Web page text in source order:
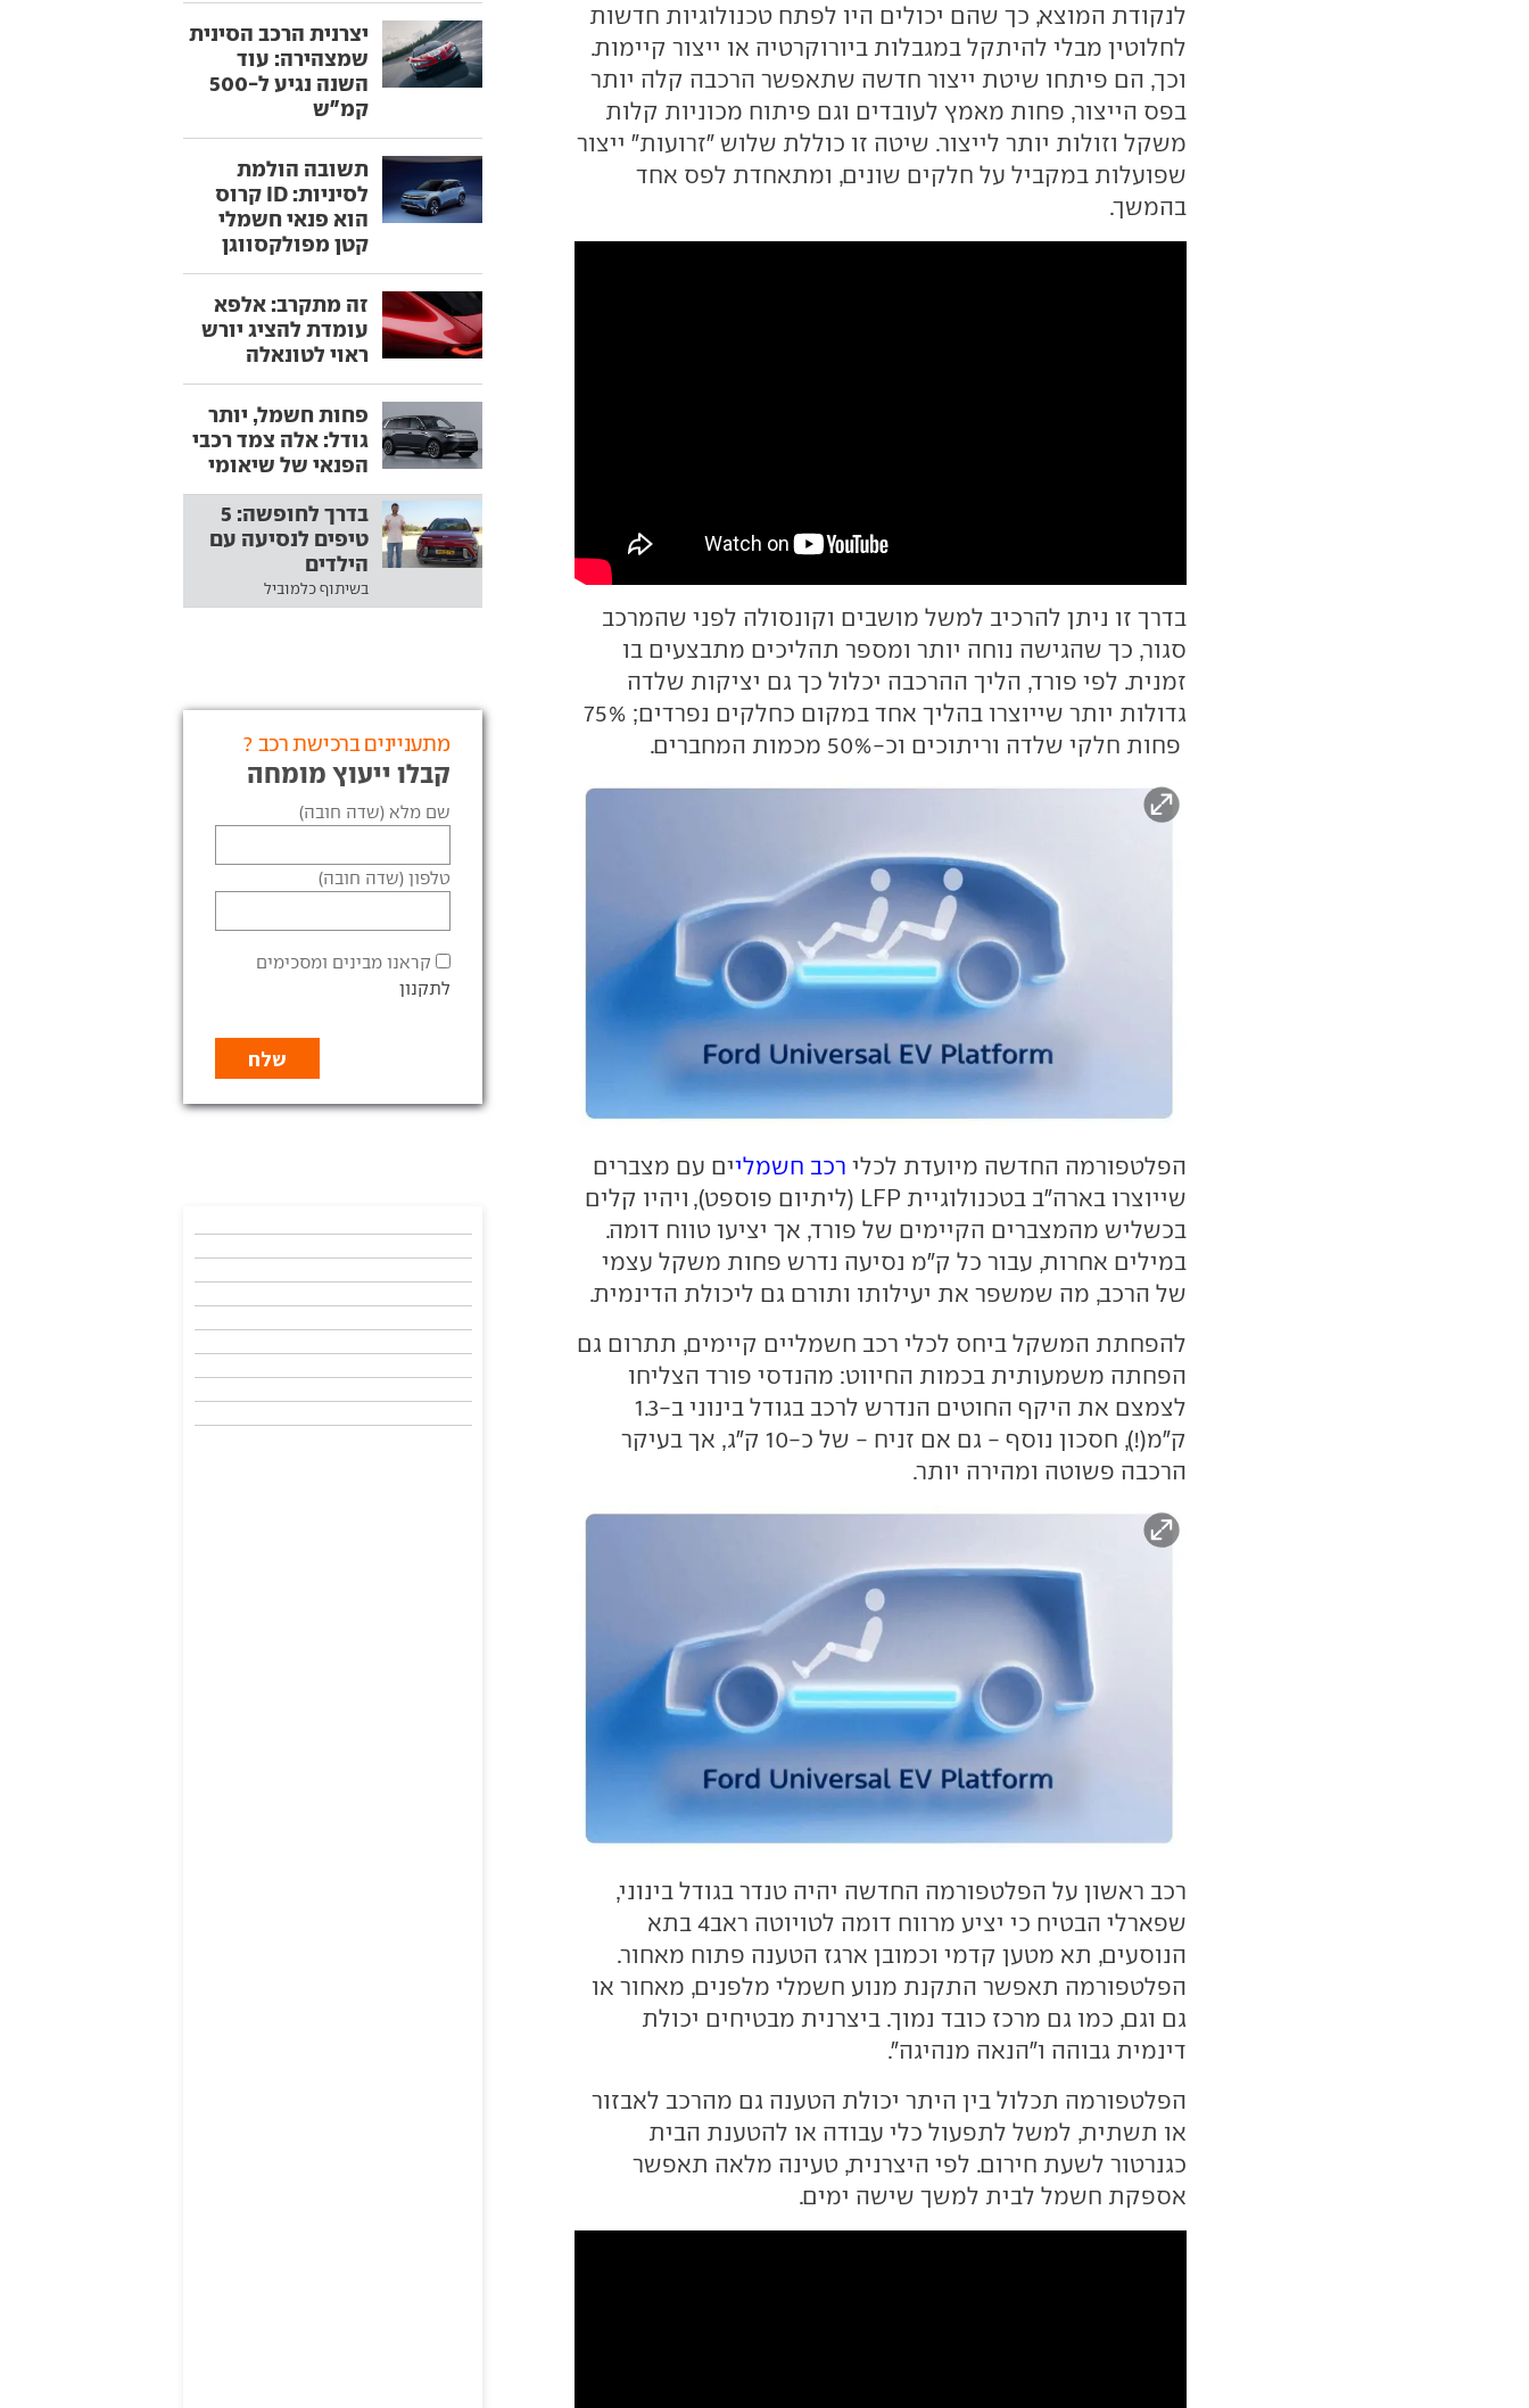
לנקודת המוצא, כך שהם יכולים היו לפתח טכנולוגיות חדשות
לחלוטין מבלי להיתקל במגבלות ביורוקרטיה או ייצור קיימות.
וכך, הם פיתחו שיטת ייצור חדשה שתאפשר הרכבה קלה יותר
בפס הייצור, פחות מאמץ לעובדים וגם פיתוח מכוניות קלות
משקל וזולות יותר לייצור. שיטה זו כוללת שלוש "זרועות" ייצור
שפועלות במקביל על חלקים שונים, ומתאחדת לפס אחד
בהמשך.
בדרך זו ניתן להרכיב למשל מושבים וקונסולה לפני שהמרכב
סגור, כך שהגישה נוחה יותר ומספר תהליכים מתבצעים בו
זמנית. לפי פורד, הליך ההרכבה יכלול כך גם יציקות שלדה
גדולות יותר שייוצרו בהליך אחד במקום כחלקים נפרדים; 75%
פחות חלקי שלדה וריתוכים וכ-50% מכמות המחברים.
הפלטפורמה החדשה מיועדת לכלי רכב חשמליים עם מצברים
שייוצרו בארה"ב בטכנולוגיית LFP (ליתיום פוספט), ויהיו קלים
בכשליש מהמצברים הקיימים של פורד, אך יציעו טווח דומה.
במילים אחרות, עבור כל ק"מ נסיעה נדרש פחות משקל עצמי
של הרכב, מה שמשפר את יעילותו ותורם גם ליכולת הדינמית.
להפחתת המשקל ביחס לכלי רכב חשמליים קיימים, תתרום גם
הפחתה משמעותית בכמות החיווט: מהנדסי פורד הצליחו
לצמצם את היקף החוטים הנדרש לרכב בגודל בינוני ב-1.3
ק"מ(!), חסכון נוסף - גם אם זניח - של כ-10 ק"ג, אך בעיקר
הרכבה פשוטה ומהירה יותר.
רכב ראשון על הפלטפורמה החדשה יהיה טנדר בגודל בינוני,
שפארלי הבטיח כי יציע מרווח דומה לטויוטה ראב4 בתא
הנוסעים, תא מטען קדמי וכמובן ארגז הטענה פתוח מאחור.
הפלטפורמה תאפשר התקנת מנוע חשמלי מלפנים, מאחור או
גם וגם, כמו גם מרכז כובד נמוך. ביצרנית מבטיחים יכולת
דינמית גבוהה ו"הנאה מנהיגה".
הפלטפורמה תכלול בין היתר יכולת הטענה גם מהרכב לאבזור
או תשתית, למשל לתפעול כלי עבודה או להטענת הבית
כגנרטור לשעת חירום. לפי היצרנית, טעינה מלאה תאפשר
אספקת חשמל לבית למשך שישה ימים.
יצרנית הרכב הסינית
שמצהירה: עוד
השנה נגיע ל-500
קמ"ש
תשובה הולמת
לסיניות: ID קרוס
הוא פנאי חשמלי
קטן מפולקסווגן
זה מתקרב: אלפא
עומדת להציג יורש
ראוי לטונאלה
פחות חשמל, יותר
גודל: אלה צמד רכבי
הפנאי של שיאומי
בדרך לחופשה: 5
טיפים לנסיעה עם
הילדים
בשיתוף כלמוביל
מתעניינים ברכישת רכב ?
קבלו ייעוץ מומחה
שם מלא (שדה חובה)
טלפון (שדה חובה)
קראנו מבינים ומסכימים
לתקנון